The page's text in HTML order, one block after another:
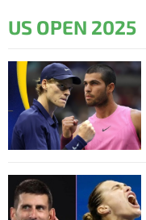
US OPEN 2025